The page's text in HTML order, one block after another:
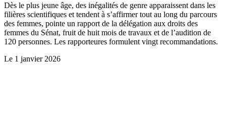
Dès le plus jeune âge, des inégalités de genre apparaissent dans les
filières scientifiques et tendent à s’affirmer tout au long du parcours
des femmes, pointe un rapport de la délégation aux droits des
femmes du Sénat, fruit de huit mois de travaux et de l’audition de
120 personnes. Les rapporteures formulent vingt recommandations.
Le 1 janvier 2026